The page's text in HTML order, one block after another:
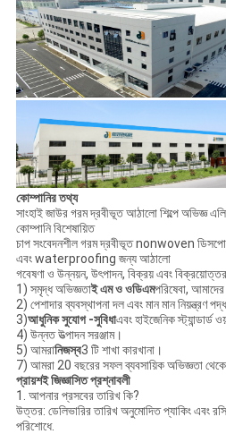
কোম্পানির তথ্য
সাংহাই জাউর গরম দ্রবীভূত আঠালো শিল্পে অভিজ্ঞ
কোম্পানি বিশেষায়িত
চাপ সংবেদনশীল গরম দ্রবীভূত nonwoven
এবং waterproofing জন্য আঠালো
গবেষণা ও উন্নয়ন, উৎপাদন, বিক্রয় এবং
1) সমৃদ্ধ অভিজ্ঞতাই এম ও ওডিএমপরিষেবা,
2) পেশাদার ব্যবস্থাপনা দল এবং মান মান নিয়ন্ত্রণ
3)আধুনিক সুযোগ -সুবিধাএবং হাইজেনিক স্ট্যান্ডার্ড
4) উন্নত উত্পাদন সরঞ্জাম।
5) আমরানিজস্ব3 টি শাখা কারখানা।
7) আমরা 20 বছরের সফল ব্যবসায়িক অভিজ্ঞতা
প্রায়শই জিজ্ঞাসিত প্রশ্নাবলী
1. আপনার প্রসবের তারিখ কি?
উত্তর: ডেলিভারির তারিখ অনুমোদিত প্যাকিং এবং
পরিশোধে.